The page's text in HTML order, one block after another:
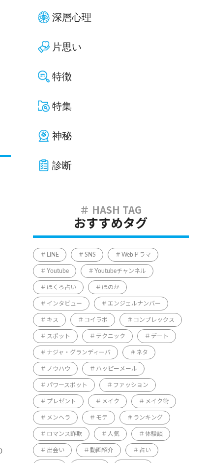
深層心理
片思い
特徴
特集
神秘
診断
おすすめタグ
LINE SNS Webドラマ
Youtube Youtubeチャンネル
ほくろ占い ほのか
インタビュー エンジェルナンバー
キス コイラボ コンプレックス
スポット テクニック デート
ナジャ・グランディーバ ネタ
ノウハウ ハッピーメール
パワースポット ファッション
プレゼント メイク メイク術
メンヘラ モテ ランキング
ロマンス詐欺 人気 体験談
出会い 動画紹介 占い